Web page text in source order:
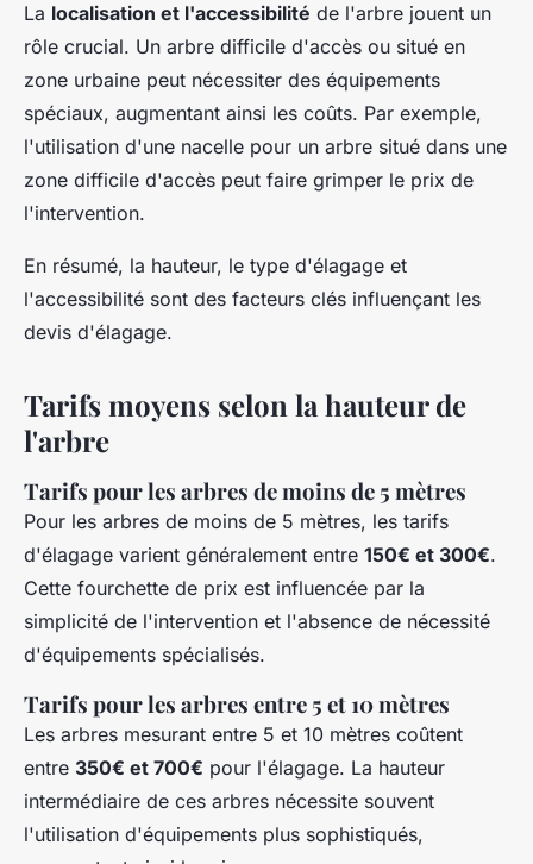
La localisation et l'accessibilité de l'arbre jouent un
rôle crucial. Un arbre difficile d'accès ou situé en
zone urbaine peut nécessiter des équipements
spéciaux, augmentant ainsi les coûts. Par exemple,
l'utilisation d'une nacelle pour un arbre situé dans une
zone difficile d'accès peut faire grimper le prix de
l'intervention.
En résumé, la hauteur, le type d'élagage et
l'accessibilité sont des facteurs clés influençant les
devis d'élagage.
Tarifs moyens selon la hauteur de
l'arbre
Tarifs pour les arbres de moins de 5 mètres
Pour les arbres de moins de 5 mètres, les tarifs
d'élagage varient généralement entre 150€ et 300€.
Cette fourchette de prix est influencée par la
simplicité de l'intervention et l'absence de nécessité
d'équipements spécialisés.
Tarifs pour les arbres entre 5 et 10 mètres
Les arbres mesurant entre 5 et 10 mètres coûtent
entre 350€ et 700€ pour l'élagage. La hauteur
intermédiaire de ces arbres nécessite souvent
l'utilisation d'équipements plus sophistiqués,